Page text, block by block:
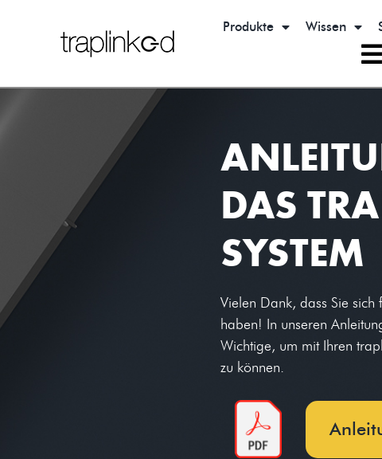
Produkte Wissen
DAS
SYSTEM
Vielen Dank, dass Sie
haben! In unseren
Wichtige, um mit Ihren
zu können.